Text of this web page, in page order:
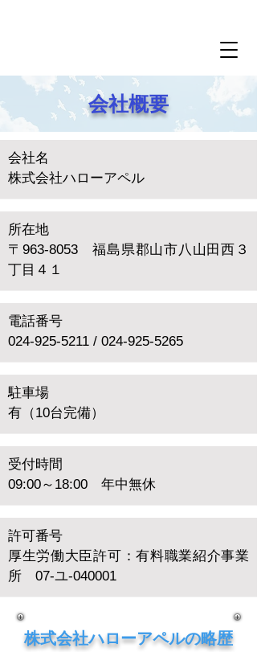
会社概要
会社名
株式会社ハローアペル
所在地
〒963-8053 福島県郡山市八山田西３
丁目４１
電話番号
024-925-5211 / 024-925-5265
駐車場
有（10台完備）
受付時間
09:00～18:00 年中無休
許可番号
厚生労働大臣許可：有料職業紹介事業
所 07-ユ-040001
株式会社ハローアペルの略歴